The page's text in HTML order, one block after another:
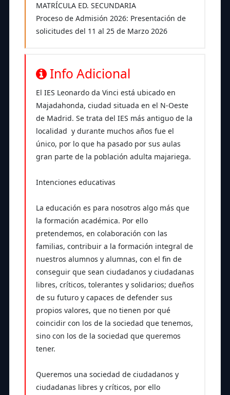
MATRÍCULA ED. SECUNDARIA
Proceso de Admisión 2026: Presentación de
solicitudes del 11 al 25 de Marzo 2026
Info Adicional
El IES Leonardo da Vinci está ubicado en
Majadahonda, ciudad situada en el N-Oeste
de Madrid. Se trata del IES más antiguo de la
localidad y durante muchos años fue el
único, por lo que ha pasado por sus aulas
gran parte de la población adulta majariega.
Intenciones educativas
La educación es para nosotros algo más que
la formación académica. Por ello
pretendemos, en colaboración con las
familias, contribuir a la formación integral de
nuestros alumnos y alumnas, con el fin de
conseguir que sean ciudadanos y ciudadanas
libres, críticos, tolerantes y solidarios; dueños
de su futuro y capaces de defender sus
propios valores, que no tienen por qué
coincidir con los de la sociedad que tenemos,
sino con los de la sociedad que queremos
tener.
Queremos una sociedad de ciudadanos y
ciudadanas libres y críticos, por ello